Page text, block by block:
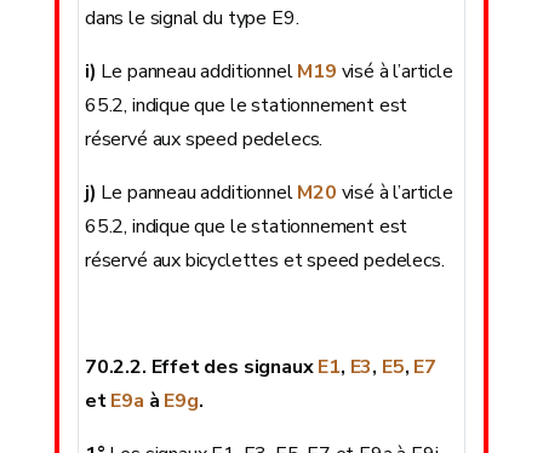
dans le signal du type E9.
i) Le panneau additionnelM19 visé à l’article
65.2, indique que le stationnement est
réservé aux speed pedelecs.
j) Le panneau additionnelM20 visé à l’article
65.2, indique que le stationnement est
réservé aux bicyclettes et speed pedelecs.
70.2.2. Effet des signauxE1, E3, E5, E7
etE9a à E9g.